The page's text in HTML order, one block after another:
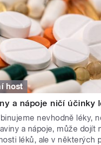
host
a nápoje ničí účinky
nevhodně léky,
a nápoje, může dojít
léků, ale v některých